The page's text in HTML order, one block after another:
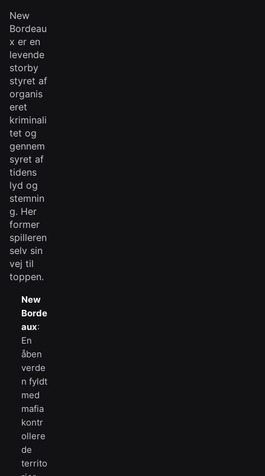
New
Bordeau
x er en
levende
storby
styret af
organis
eret
kriminali
tet og
gennem
syret af
tidens
lyd og
stemnin
g. Her
former
spilleren
selv sin
vej til
toppen.
New
Borde
aux:
En
åben
verde
n fyldt
med
mafia
kontr
ollere
de
territo